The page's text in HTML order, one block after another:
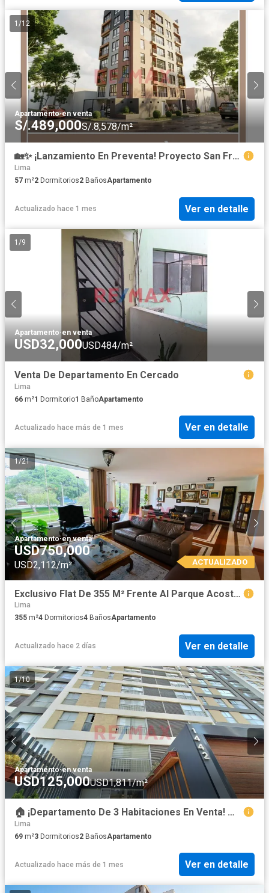
1 /12
Apartamento·en venta
S/.489,000S/.8,578/m²
🏡✨ ¡Lanzamiento En Preventa! Proyecto San Francisco 12 ✨🏡 Departamento 101 Con Terraza
Lima
57 m²2 Dormitorios2 BañosApartamento
Actualizado hace 1 mes Ver en detalle
1 /9
Apartamento·en venta
USD32,000USD484/m²
Venta De Departamento En Cercado
Lima
66 m²1 Dormitorio1 BañoApartamento
Actualizado hace más de 1 mes Ver en detalle
1/21
Apartamento·en venta
USD750,000
USD2,112/m² ACTUALIZADO
Exclusivo Flat De 355 M² Frente Al Parque Acosta – San Isidro | Ascensor Directo + 3 Cocheras
Lima
355 m²4 Dormitorios4 BañosApartamento
Actualizado hace 2 días Ver en detalle
1/10
Apartamento·en venta
USD125,000USD1,811/m²
🏠 ¡Departamento De 3 Habitaciones En Venta! 📍 Cercado De Lima – Límite Con Pueblo Libre(Av. Mariano Cornejo) 💰 Precio: S/ 415,000 📐 69 M² | Piso
Lima
69 m²3 Dormitorios2 BañosApartamento
Actualizado hace más de 1 mes Ver en detalle